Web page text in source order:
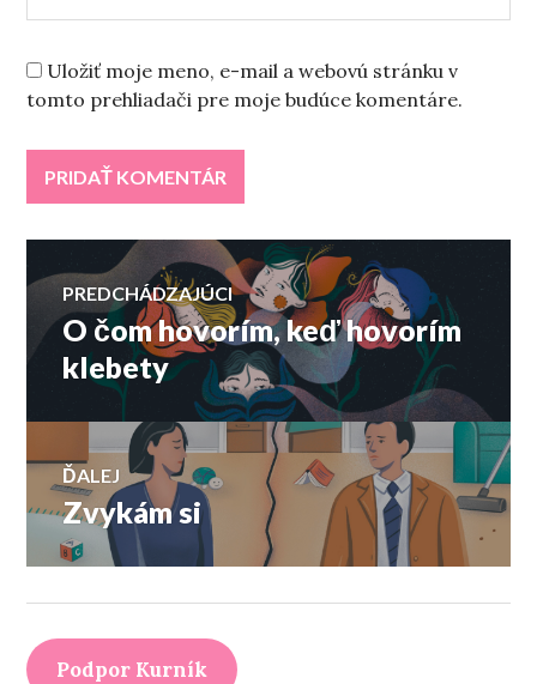
Uložiť moje meno, e-mail a webovú stránku v
tomto prehliadači pre moje budúce komentáre.
Navigácia
v
článku
PREDCHÁDZAJÚCI
Predchádzajúci
článok:
O čom hovorím, keď hovorím
klebety
ĎALEJ
Ďalší
článok:
Zvykám si
Podpor Kurník